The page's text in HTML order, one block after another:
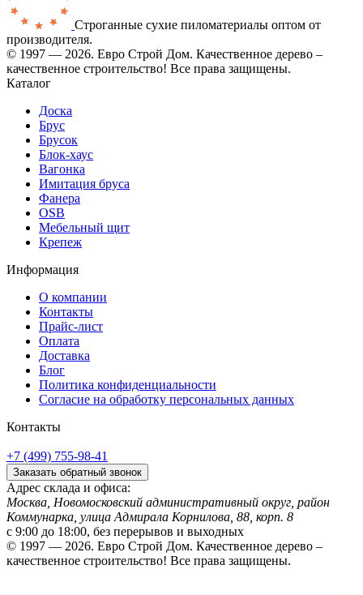
Строганные сухие пиломатериалы оптом от
производителя.
© 1997 — 2026. Евро Строй Дом. Качественное дерево –
качественное строительство! Все права защищены.
Каталог
Доска
Брус
Брусок
Блок-хаус
Вагонка
Имитация бруса
Фанера
OSB
Мебельный щит
Крепеж
Информация
О компании
Контакты
Прайс-лист
Оплата
Доставка
Блог
Политика конфиденциальности
Согласие на обработку персональных данных
Контакты
+7 (499) 755-98-41
Заказать обратный звонок
Адрес склада и офиса:
Москва, Новомосковский административный округ, район
Коммунарка, улица Адмирала Корнилова, 88, корп. 8
с 9:00 до 18:00, без перерывов и выходных
© 1997 — 2026. Евро Строй Дом. Качественное дерево –
качественное строительство! Все права защищены.